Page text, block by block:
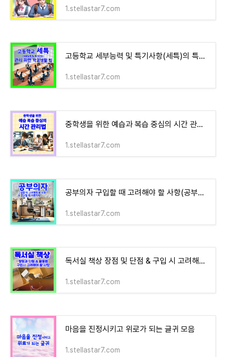
1.stellastar7.com
고등학교 세부능력 및 특기사항(세특)의 특징 & 세특 요소 & 세특을 잘 작성하는 법과 세특 관리
1.stellastar7.com
중학생을 위한 예습과 복습 중심의 시간 관리법
1.stellastar7.com
공부의자 구입할 때 고려해야 할 사항(공부의자 소재) & 공부할 때 바른 자세 중요성
1.stellastar7.com
독서실 책상 장점 및 단점 & 구입 시 고려해야 할 점 & 독서실 책상 활용법
1.stellastar7.com
마음을 진정시키고 위로가 되는 글귀 모음
1.stellastar7.com